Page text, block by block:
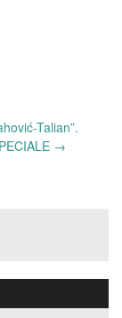
Talian”.
→